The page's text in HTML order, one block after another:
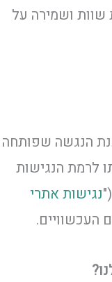
שוות ושמירה על
הנגשה שפותחה
לרמת הנגישות
נגישות אתרי
העכשוויים.